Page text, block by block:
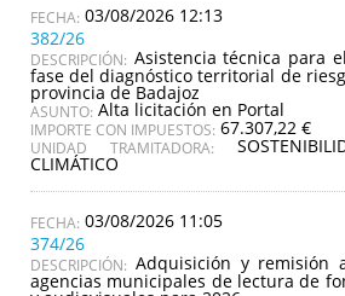
03/08/2026 12:13
382/26
DESCRIPCIÓN: Asistencia técnica para
fase del diagnóstico territorial de
provincia de Badajoz
ASUNTO: Alta licitación en Portal
IMPORTE CON IMPUESTOS: 67.307,22 €
UNIDAD TRAMITADORA:
CLIMÁTICO
03/08/2026 11:05
374/26
DESCRIPCIÓN: Adquisición y remisión
agencias municipales de lectura de